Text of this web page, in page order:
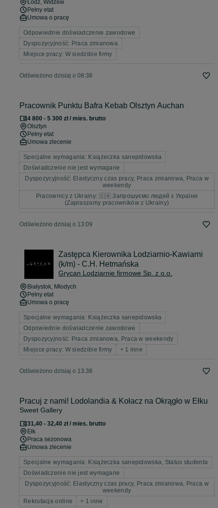
Łódź, Widzew
Pełny etat
Umowa o pracę
Odpowiednie doświadczenie zawodowe
Dyspozycyjność: Praca zmianowa
Miejsce pracy: W siedzibie firmy
Odświeżono dzisiaj o 08:38
Pracownik Punktu Bafra Kebab Olsztyn Auchan
4 800 - 5 300 zł / mies. brutto
Olsztyn
Pełny etat
Umowa zlecenie
Specjalne wymagania: Książeczka sanepidowska
Doświadczenie nie jest wymagane
Dyspozycyjność: Elastyczny czas pracy, Praca zmianowa, Praca w
weekendy
Pracownicy z Ukrainy: 🇺🇦 Запрошуємо людей з України
(Zapraszamy pracowników z Ukrainy)
Odświeżono dzisiaj o 13:09
Zastępca Kierownika Lodziarnio-Kawiarni
(k/m) - C.H. Hetmańska
Grycan Lodziarnie firmowe Sp. z o.o.
Białystok, Młodych
Pełny etat
Umowa o pracę
Specjalne wymagania: Książeczka sanepidowska
Odpowiednie doświadczenie zawodowe
Dyspozycyjność: Praca zmianowa, Praca w weekendy
Miejsce pracy: W siedzibie firmy
+ 1 inne
Odświeżono dzisiaj o 13:38
Pracuj z nami! Lodolandia & Kołacz na Okrągło w Ełku
Sweet Gallery
31,40 - 32,40 zł / mies. brutto
Ełk
Praca sezonowa
Umowa zlecenie
Specjalne wymagania: Książeczka sanepidowska, Status studenta
Doświadczenie nie jest wymagane
Dyspozycyjność: Elastyczny czas pracy, Praca zmianowa, Praca w
weekendy
Rekrutacja online
+ 1 inne